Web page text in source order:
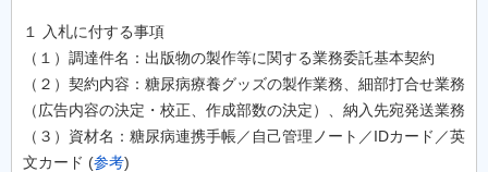
１ 入札に付する事項
（１）調達件名：出版物の製作等に関する業務委託基本契約
（２）契約内容：糖尿病療養グッズの製作業務、細部打合せ業務
（広告内容の決定・校正、作成部数の決定）、納入先宛発送業務
（３）資材名：糖尿病連携手帳／自己管理ノート／IDカード／英
文カード (参考)